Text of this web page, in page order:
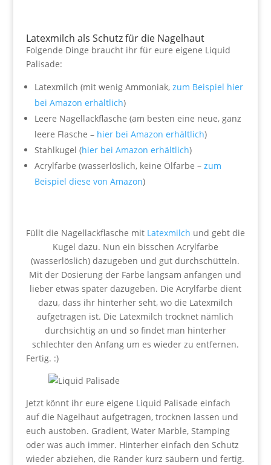
Latexmilch als Schutz für die Nagelhaut
Folgende Dinge braucht ihr für eure eigene Liquid
Palisade:
Latexmilch (mit wenig Ammoniak, zum Beispiel hier
bei Amazon erhältlich)
Leere Nagellackflasche (am besten eine neue, ganz
leere Flasche – hier bei Amazon erhältlich)
Stahlkugel (hier bei Amazon erhältlich)
Acrylfarbe (wasserlöslich, keine Ölfarbe – zum
Beispiel diese von Amazon)
Füllt die Nagellackflasche mit Latexmilch und gebt die
Kugel dazu. Nun ein bisschen Acrylfarbe
(wasserlöslich) dazugeben und gut durchschütteln.
Mit der Dosierung der Farbe langsam anfangen und
lieber etwas später dazugeben. Die Acrylfarbe dient
dazu, dass ihr hinterher seht, wo die Latexmilch
aufgetragen ist. Die Latexmilch trocknet nämlich
durchsichtig an und so findet man hinterher
schlechter den Anfang um es wieder zu entfernen.
Fertig. :)
Jetzt könnt ihr eure eigene Liquid Palisade einfach
auf die Nagelhaut aufgetragen, trocknen lassen und
euch austoben. Gradient, Water Marble, Stamping
oder was auch immer. Hinterher einfach den Schutz
wieder abziehen, die Ränder kurz säubern und fertig.